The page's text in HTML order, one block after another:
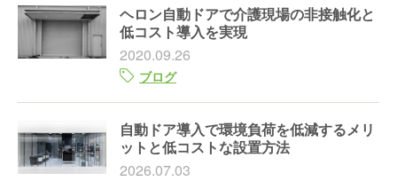
ヘロン自動ドアで介護現場の非接触化と
低コスト導入を実現
2020.09.26
ブログ
自動ドア導入で環境負荷を低減するメリ
ットと低コストな設置方法
2026.07.03